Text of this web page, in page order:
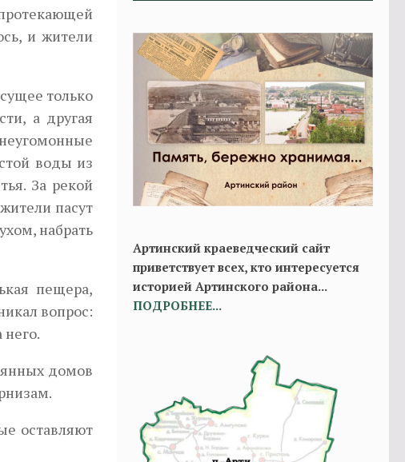
и жители
только
а другая
воды из
За рекой
пасут
набрать
пещера,
вопрос:
домов
оставляют
Артинский краеведческий сайт
приветствует всех, кто интересуется
историей Артинского района...
ПОДРОБНЕЕ...